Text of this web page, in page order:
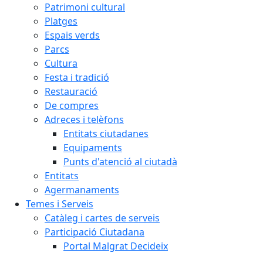
Patrimoni cultural
Platges
Espais verds
Parcs
Cultura
Festa i tradició
Restauració
De compres
Adreces i telèfons
Entitats ciutadanes
Equipaments
Punts d'atenció al ciutadà
Entitats
Agermanaments
Temes i Serveis
Catàleg i cartes de serveis
Participació Ciutadana
Portal Malgrat Decideix